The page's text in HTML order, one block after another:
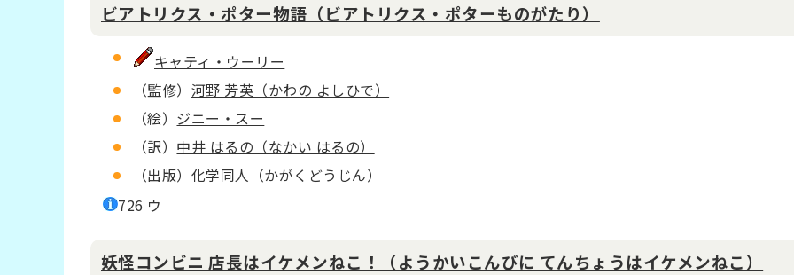
ビアトリクス・ポター物語（ビアトリクス・ポターものがたり）
キャティ・ウーリー
（監修） 河野 芳英（かわの よしひで）
（絵） ジニー・スー
（訳） 中井 はるの（なかい はるの）
（出版）化学同人（かがくどうじん）
726 ウ
妖怪コンビニ 店長はイケメンねこ！（ようかいこんびに てんちょうはイケメンねこ）